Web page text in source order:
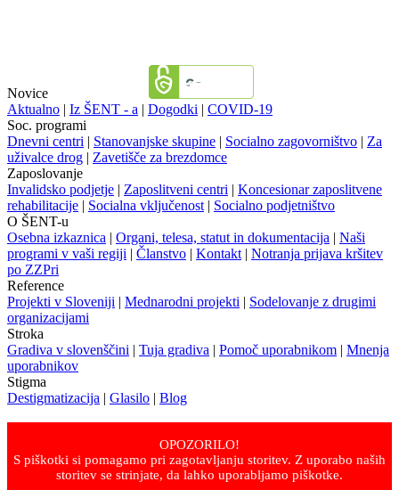
Novice
Aktualno | Iz ŠENT - a | Dogodki | COVID-19
Soc. programi
Dnevni centri | Stanovanjske skupine | Socialno zagovorništvo | Za
uživalce drog | Zavetišče za brezdomce
Zaposlovanje
Invalidsko podjetje | Zaposlitveni centri | Koncesionar zaposlitvene
rehabilitacije | Socialna vključenost | Socialno podjetništvo
O ŠENT-u
Osebna izkaznica | Organi, telesa, statut in dokumentacija | Naši
programi v vaši regiji | Članstvo | Kontakt | Notranja prijava kršitev
po ZZPri
Reference
Projekti v Sloveniji | Mednarodni projekti | Sodelovanje z drugimi
organizacijami
Stroka
Gradiva v slovenščini | Tuja gradiva | Pomoč uporabnikom | Mnenja
uporabnikov
Stigma
Destigmatizacija | Glasilo | Blog
OPOZORILO!
S piškotki si pomagamo pri zagotavljanju storitev. Z uporabo naših
storitev se strinjate, da lahko uporabljamo piškotke.